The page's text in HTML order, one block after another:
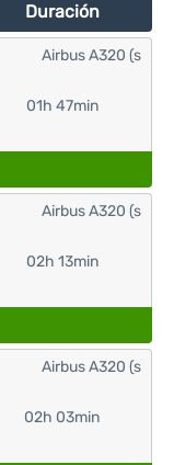
Duración
01h 47min
Airbus A320 (s
02h 13min
Airbus A320 (s
02h 03min
Airbus A320 (s